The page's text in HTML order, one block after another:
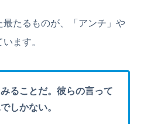
たるものが、「アンチ」や
ます。
ることだ。彼らの言って
しかない。